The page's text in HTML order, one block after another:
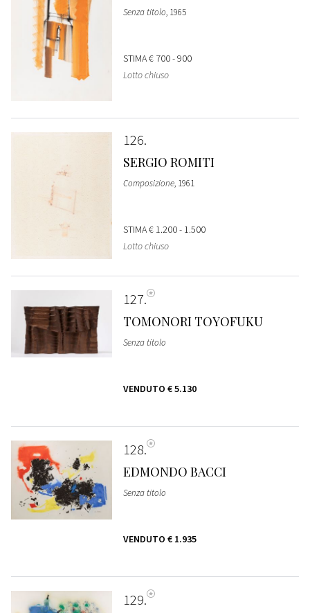
Senza titolo, 1965
STIMA€ 700 - 900
Lotto chiuso
126
SERGIO ROMITI
Composizione, 1961
STIMA€ 1.200 - 1.500
Lotto chiuso
127
TOMONORI TOYOFUKU
Senza titolo
VENDUTO € 5.130
128
EDMONDO BACCI
Senza titolo
VENDUTO € 1.935
129